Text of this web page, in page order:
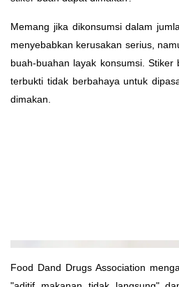
Memang jika dikonsumsi dalam
menyebabkan kerusakan serius,
buah-buahan layak konsumsi.
terbukti tidak berbahaya untuk
dimakan.
Food Dand Drugs Association